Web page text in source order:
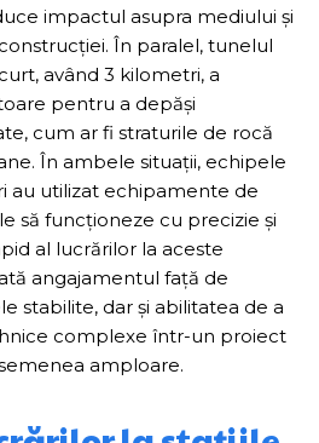
impactul asupra mediului și
În paralel, tunelul
având 3 kilometri, a
pentru a depăși
cum ar fi straturile de rocă
În ambele situații, echipele
au utilizat echipamente de
să funcționeze cu precizie și
al lucrărilor la aceste
angajamentul față de
stabilite, dar și abilitatea de a
complexe într-un proiect
amploare.